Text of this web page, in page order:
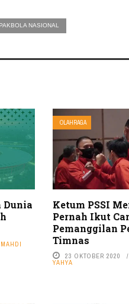
NASIONAL
Dunia
MAHDI
OLAHRAGA
Ketum PSSI
Pernah Ikut
Pemanggilan
Timnas
23 OKTOBER 2020
YAHYA